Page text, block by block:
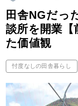
田舎NGだっ
談所を開業【
た価値観
忖度なしの田舎暮らし